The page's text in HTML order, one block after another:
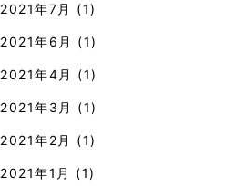
2021年7月 (1)
2021年6月 (1)
2021年4月 (1)
2021年3月 (1)
2021年2月 (1)
2021年1月 (1)